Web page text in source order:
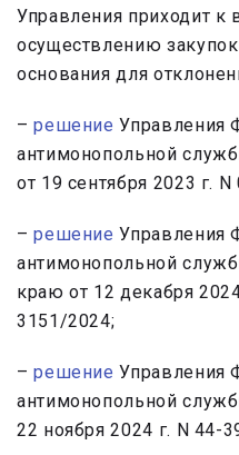
Управления приходит к
осуществлению
основания для
–решение Управления
антимонопольной
от 19 сентября 2023 г.
–решение Управления
антимонопольной
краю от 12 декабря
3151/2024;
–решение Управления
антимонопольной
22 ноября 2024 г. N 44-